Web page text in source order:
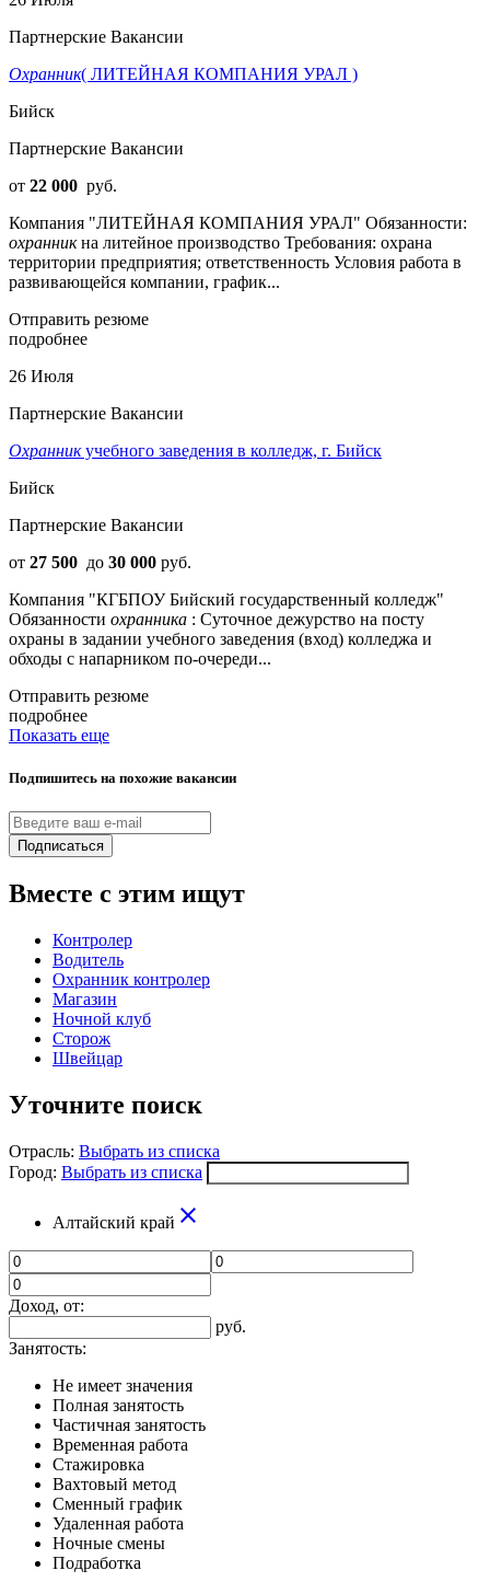
Партнерские Вакансии
Охранник( ЛИТЕЙНАЯ КОМПАНИЯ УРАЛ )
Бийск
Партнерские Вакансии
от 22 000 руб.
Компания "ЛИТЕЙНАЯ КОМПАНИЯ УРАЛ" Обязанности:
охранникна литейное производство Требования: охрана
территории предприятия; ответственность Условия работа в
развивающейся компании, график...
Отправить резюме
подробнее
26 Июля
Партнерские Вакансии
Охранникучебного заведения в колледж, г. Бийск
Бийск
Партнерские Вакансии
от 27 500 до 30 000 руб.
Компания "КГБПОУ Бийский государственный колледж"
Обязанности охранника : Суточное дежурство на посту
охраны в задании учебного заведения (вход) колледжа и
обходы с напарником по-очереди...
Отправить резюме
подробнее
Показать еще
Подпишитесь на похожие вакансии
Подписаться
Вместе с этим ищут
Контролер
Водитель
Охранник контролер
Магазин
Ночной клуб
Сторож
Швейцар
Уточните поиск
Отрасль: Выбрать из списка
Город: Выбрать из списка
Алтайский край close
Доход, от:
руб.
Занятость:
Не имеет значения
Полная занятость
Частичная занятость
Временная работа
Стажировка
Вахтовый метод
Сменный график
Удаленная работа
Ночные смены
Подработка